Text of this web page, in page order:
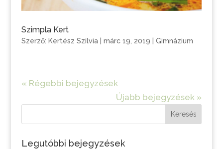
Szimpla Kert
Szerző: Kertész Szilvia| márc 19, 2019 Gimnázium
« Régebbi bejegyzések
Újabb bejegyzések »
Keresés
Legutóbbi bejegyzések